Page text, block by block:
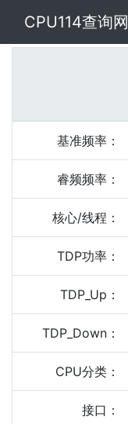
CPU114查询网
基准频率：
睿频频率：
核心/线程：
TDP功率：
TDP_Up：
TDP_Down：
CPU分类：
接口：